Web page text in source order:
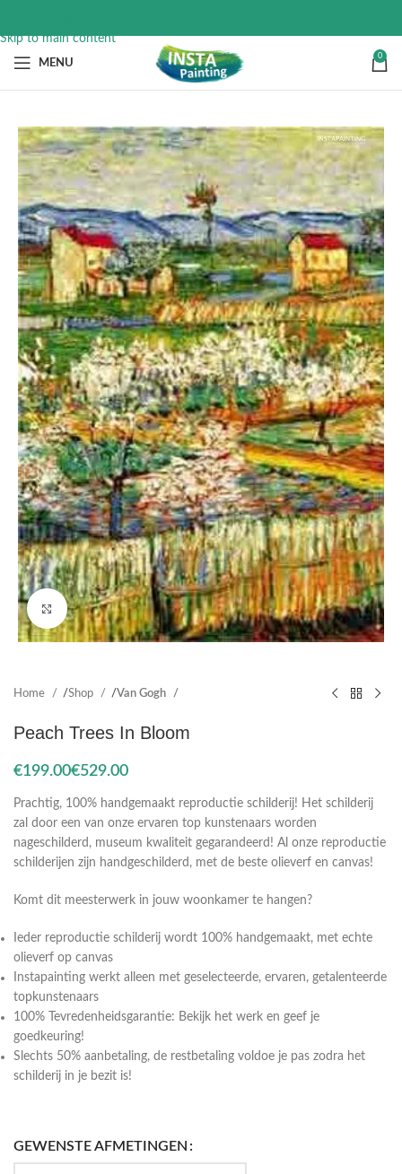
Skip to main content
MENU
0
Click to enlarge
Home Shop Van Gogh
Peach Trees In Bloom
€ €
Prachtig, 100% handgemaakt reproductie schilderij! Het schilderij
zal door een van onze ervaren top kunstenaars worden
nageschilderd, museum kwaliteit gegarandeerd! Al onze reproductie
schilderijen zijn handgeschilderd, met de beste olieverf en canvas!
Komt dit meesterwerk in jouw woonkamer te hangen?
Ieder reproductie schilderij wordt 100% handgemaakt, met echte
olieverf op canvas
Instapainting werkt alleen met geselecteerde, ervaren, getalenteerde
topkunstenaars
100% Tevredenheidsgarantie: Bekijk het werk en geef je
goedkeuring!
Slechts 50% aanbetaling, de restbetaling voldoe je pas zodra het
schilderij in je bezit is!
GEWENSTE AFMETINGEN